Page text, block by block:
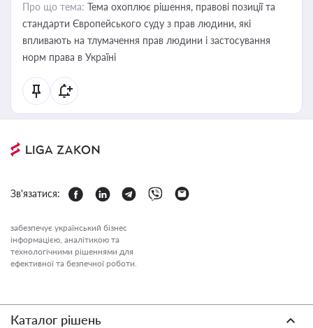
Про що тема: Тема охоплює рішення, правові позиції та
стандарти Європейського суду з прав людини, які
впливають на тлумачення прав людини і застосування
норм права в Україні
Зв'язатися:
забезпечує український бізнес
інформацією, аналітикою та
технологічними рішеннями для
ефективної та безпечної роботи.
Каталог рішень